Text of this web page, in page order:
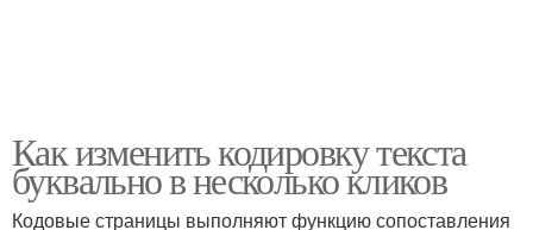
Как изменить кодировку текста
буквально в несколько кликов
Кодовые страницы выполняют функцию сопоставления